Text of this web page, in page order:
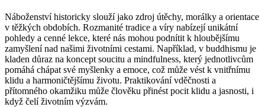
Náboženství historicky slouží jako zdroj útěchy, morálky a orientace
v těžkých obdobích. Rozmanité tradice a víry nabízejí unikátní
pohledy a cenné lekce, které nás mohou podnítit k hloubějšímu
zamyšlení nad našimi životními cestami. Například, v buddhismu je
kladen důraz na koncept soucitu a mindfulness, který jednotlivcům
pomáhá chápat své myšlenky a emoce, což může vést k vnitřnímu
klidu a harmoničtějšímu životu. Praktikování vděčnosti a
přítomného okamžiku může člověku přinést pocit klidu a jasnosti, i
když čelí životním výzvám.